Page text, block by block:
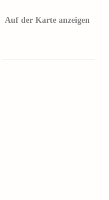
Auf der Karte anzeigen